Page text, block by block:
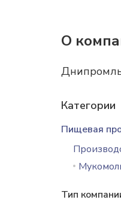
О
Категории
Пищевая
Тип